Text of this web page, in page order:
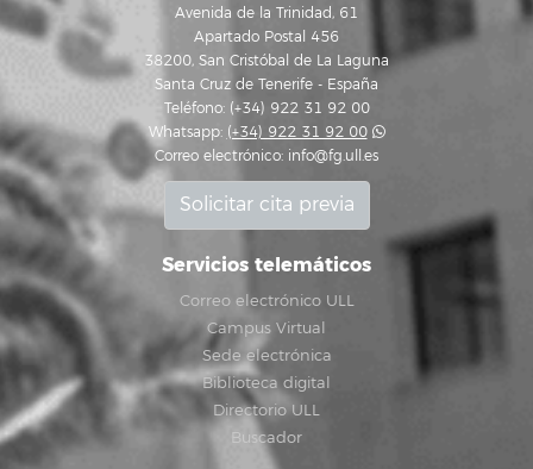
Avenida de la Trinidad, 61
Apartado Postal 456
38200, San Cristóbal de La Laguna
Santa Cruz de Tenerife - España
Teléfono: (+34) 922 31 92 00
Whatsapp: (+34) 922 31 92 00
Correo electrónico: info@fg.ull.es
Solicitar cita previa
Servicios telemáticos
Correo electrónico ULL
Campus Virtual
Sede electrónica
Biblioteca digital
Directorio ULL
Buscador